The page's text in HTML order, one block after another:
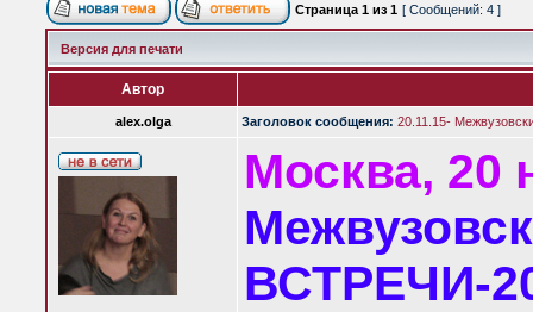
Страница 1 из 1 [ Сообщений: 4 ]
Версия для печати
Автор
alex.olga Заголовок сообщения: 20.11.15-
Москва, 20
ВСТРЕЧИ-